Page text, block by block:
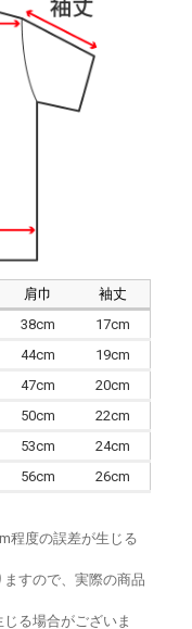
肩巾
袖丈
38cm
17cm
44cm
19cm
47cm
20cm
50cm
22cm
53cm
24cm
56cm 26cm
程度の誤差が生じる
すので、実際の商品
る場合がございま